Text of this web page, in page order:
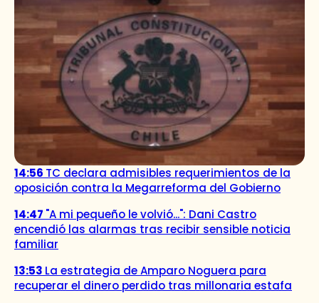
14:56 TC declara admisibles requerimientos de la
oposición contra la Megarreforma del Gobierno
14:47 "A mi pequeño le volvió...": Dani Castro
encendió las alarmas tras recibir sensible noticia
familiar
13:53 La estrategia de Amparo Noguera para
recuperar el dinero perdido tras millonaria estafa